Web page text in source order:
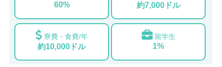
60% 約7,000ドル
寮費・食費/年
約10,000ドル
留学生
1%